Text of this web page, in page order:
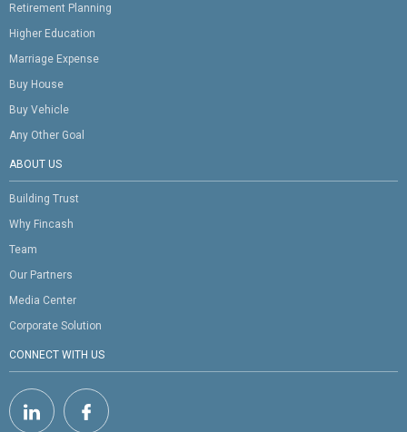
Retirement Planning
Higher Education
Marriage Expense
Buy House
Buy Vehicle
Any Other Goal
ABOUT US
Building Trust
Why Fincash
Team
Our Partners
Media Center
Corporate Solution
CONNECT WITH US